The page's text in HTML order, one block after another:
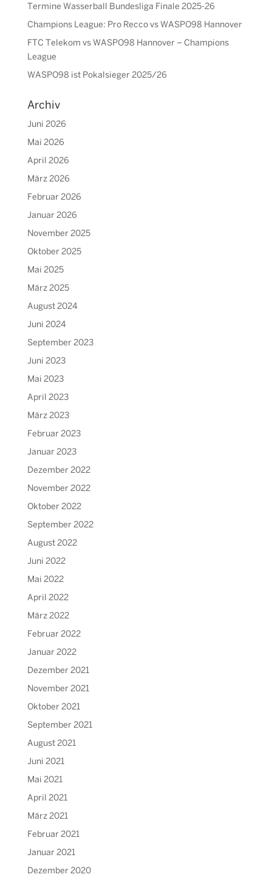
Termine Wasserball Bundesliga Finale 2025-26
Champions League: Pro Recco vs WASPO98 Hannover
FTC Telekom vs WASPO98 Hannover – Champions
League
WASPO98 ist Pokalsieger 2025/26
Archiv
Juni 2026
Mai 2026
April 2026
März 2026
Februar 2026
Januar 2026
November 2025
Oktober 2025
Mai 2025
März 2025
August 2024
Juni 2024
September 2023
Juni 2023
Mai 2023
April 2023
März 2023
Februar 2023
Januar 2023
Dezember 2022
November 2022
Oktober 2022
September 2022
August 2022
Juni 2022
Mai 2022
April 2022
März 2022
Februar 2022
Januar 2022
Dezember 2021
November 2021
Oktober 2021
September 2021
August 2021
Juni 2021
Mai 2021
April 2021
März 2021
Februar 2021
Januar 2021
Dezember 2020